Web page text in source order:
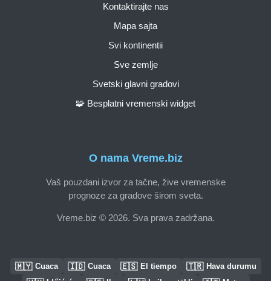
O nama Vreme.biz
Vaš pouzdani izvor za tačne, žive vremenske
prognoze za gradove širom sveta.
Vreme.biz © 2026. Sva prava zadržana.
Kontaktirajte nas
Mapa sajta
Svi kontinentii
Sve zemlje
Svetski glavni gradovi
🧩 Besplatni vremenski widget
🇲🇾 Cuaca 🇮🇩 Cuaca 🇪🇸 El tiempo 🇹🇷 Hava durumu